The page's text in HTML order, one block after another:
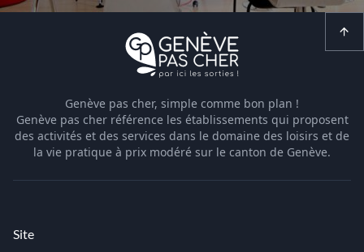
Genève pas cher, simple comme bon plan !
Genève pas cher référence les établissements qui proposent
des activités et des services dans le domaine des loisirs et de
la vie pratique à prix modéré sur le canton de Genève.
Site